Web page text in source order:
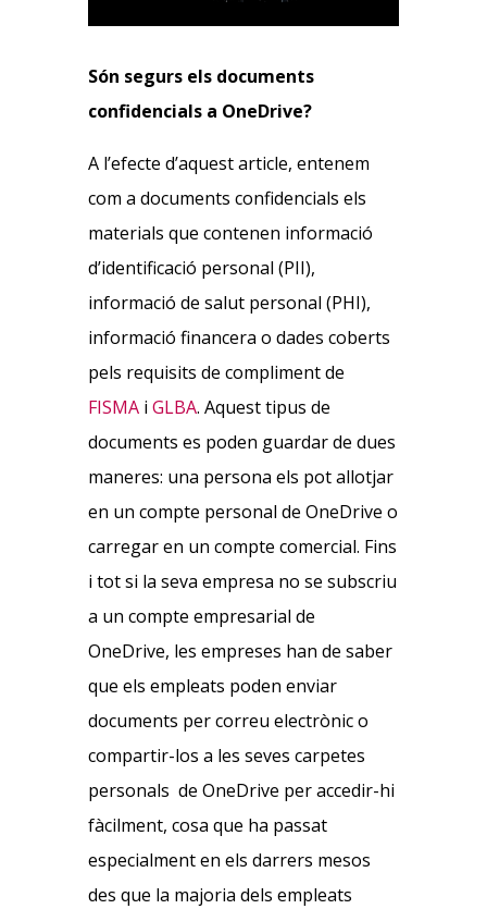
Són segurs els documents
confidencials a OneDrive?
A l’efecte d’aquest article, entenem
com a documents confidencials els
materials que contenen informació
d’identificació personal (PII),
informació de salut personal (PHI),
informació financera o dades coberts
pels requisits de compliment de
FISMAi GLBA. Aquest tipus de
documents es poden guardar de dues
maneres: una persona els pot allotjar
en un compte personal de OneDrive o
carregar en un compte comercial. Fins
i tot si la seva empresa no se subscriu
a un compte empresarial de
OneDrive, les empreses han de saber
que els empleats poden enviar
documents per correu electrònic o
compartir-los a les seves carpetes
personals de OneDrive per accedir-hi
fàcilment, cosa que ha passat
especialment en els darrers mesos
des que la majoria dels empleats